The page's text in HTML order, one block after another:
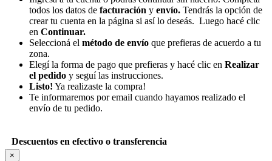
todos los datos de facturación y envío. Tendrás la opción de
crear tu cuenta en la página si así lo deseás. Luego hacé clic
en Continuar.
Seleccioná el método de envío que prefieras de acuerdo a tu
zona.
Elegí la forma de pago que prefieras y hacé clic en Realizar
el pedido y seguí las instrucciones.
Listo! Ya realizaste la compra!
Te informaremos por email cuando hayamos realizado el
envío de tu pedido.
Descuentos en efectivo o transferencia
×